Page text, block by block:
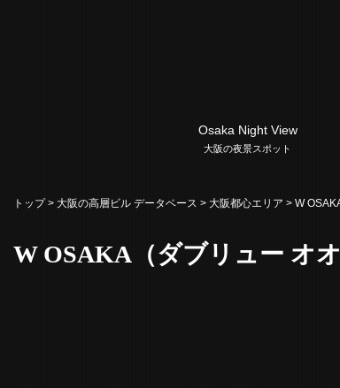
Osaka Night View
大阪の夜景スポット
トップ> 大阪の高層ビル データベース > 大阪都心エリア > W
W OSAKA（ダブリュー オオ